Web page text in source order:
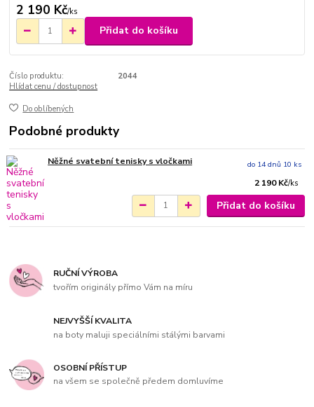
2 190 Kč/ks
Přidat do košíku
Číslo produktu:
2044
Hlídat cenu / dostupnost
Do oblíbených
Podobné produkty
Něžné svatební tenisky s vločkami
2 190 Kč/ks
do 14 dnů 10 ks
Přidat do košíku
RUČNÍ VÝROBA
tvořím originály přímo Vám na míru
NEJVYŠŠÍ KVALITA
na boty maluji speciálními stálými barvami
OSOBNÍ PŘÍSTUP
na všem se společně předem domluvíme